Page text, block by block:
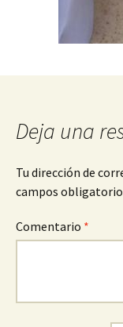
Deja una
Tu dirección de
campos
Comentario *